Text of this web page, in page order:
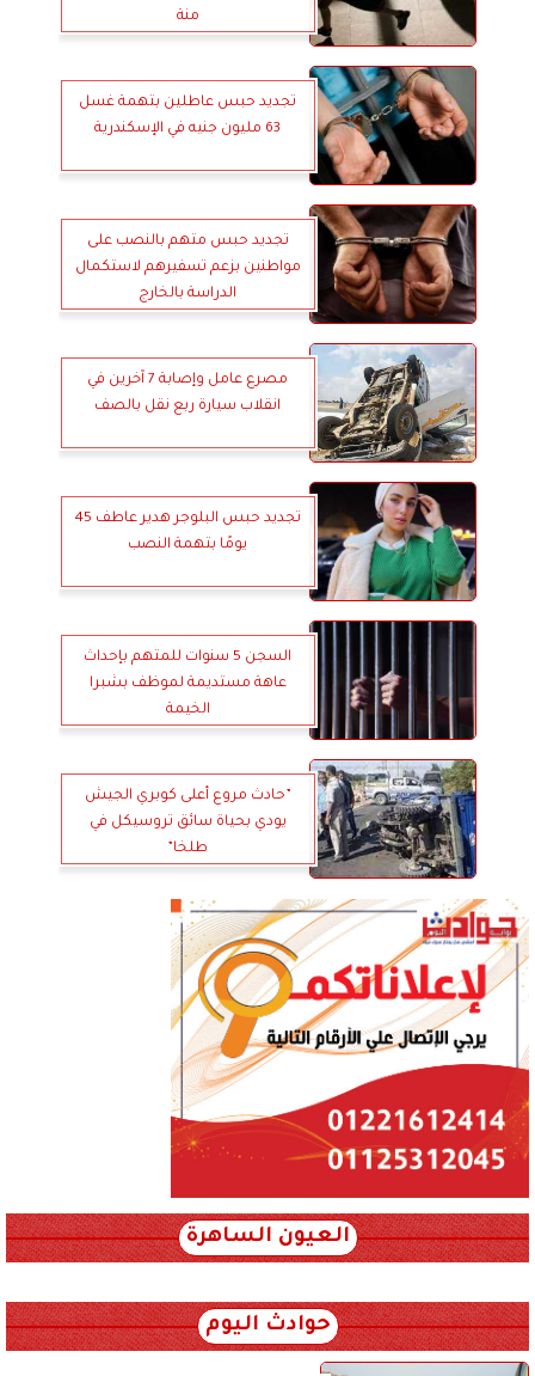
منة
تجديد حبس عاطلين بتهمة غسل
63 مليون جنيه في الإسكندرية
تجديد حبس متهم بالنصب على
مواطنين بزعم تسفيرهم لاستكمال
الدراسة بالخارج
مصرع عامل وإصابة 7 آخرين في
انقلاب سيارة ربع نقل بالصف
تجديد حبس البلوجر هدير عاطف 45
يومًا بتهمة النصب
السجن 5 سنوات للمتهم بإحداث
عاهة مستديمة لموظف بشبرا
الخيمة
”حادث مروع أعلى كوبري الجيش
يودي بحياة سائق تروسيكل في
طلخا”
العيون الساهرة
حوادث اليوم